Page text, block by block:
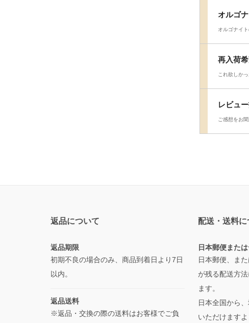
オルゴ
オルゴナイ
再入荷
これ欲しか
レビュ
ご感想をお
返品について
返品期限
初期不良の場合のみ、商品到着日より7日
以内。
返品送料
※返品・交換の際の送料はお客様でご負
配送・送料に
日本郵便また
日本郵便、ま
が残る配送方
ます。
日本全国から
いただけます